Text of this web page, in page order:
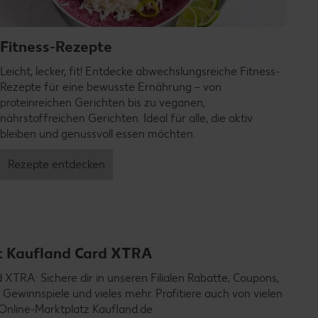
Fitness-Rezepte
Leicht, lecker, fit! Entdecke abwechslungsreiche Fitness-
Rezepte für eine bewusste Ernährung – von
proteinreichen Gerichten bis zu veganen,
nährstoffreichen Gerichten. Ideal für alle, die aktiv
bleiben und genussvoll essen möchten.
Rezepte entdecken
Kaufland Card XTRA
Sichere dir in unseren Filialen Rabatte, Coupons,
und vieles mehr. Profitiere auch von vielen
Marktplatz Kaufland.de